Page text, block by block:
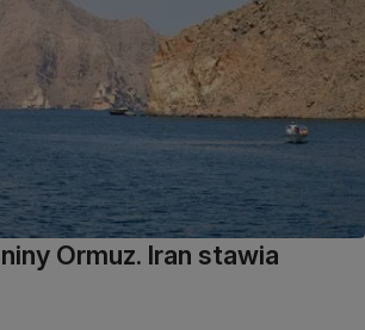
Ormuz. Iran stawia